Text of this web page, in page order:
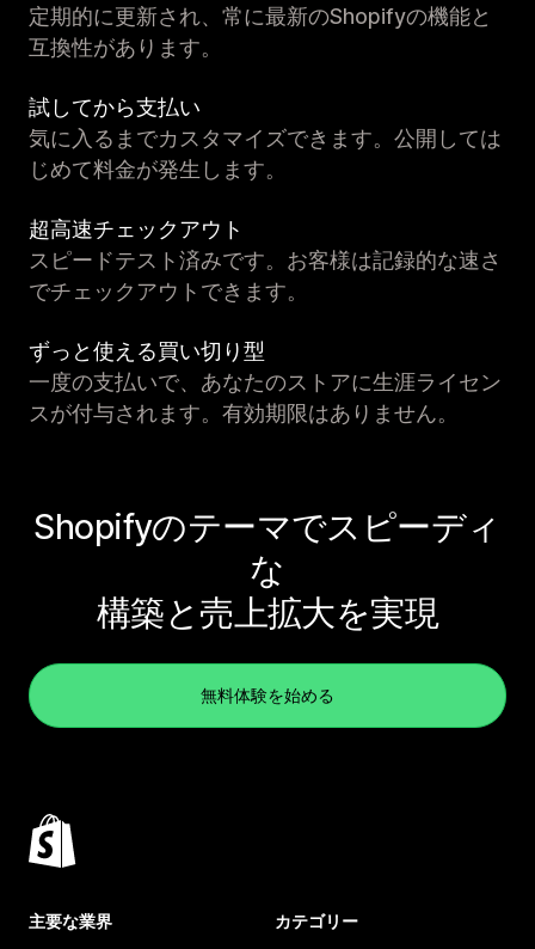
定期的に更新され、常に最新のShopifyの機能と
互換性があります。
試してから支払い
気に入るまでカスタマイズできます。公開しては
じめて料金が発生します。
超高速チェックアウト
スピードテスト済みです。お客様は記録的な速さ
でチェックアウトできます。
ずっと使える買い切り型
一度の支払いで、あなたのストアに生涯ライセン
スが付与されます。有効期限はありません。
Shopifyのテーマでスピーディ
な
構築と売上拡大を実現
無料体験を始める
主要な業界 カテゴリー